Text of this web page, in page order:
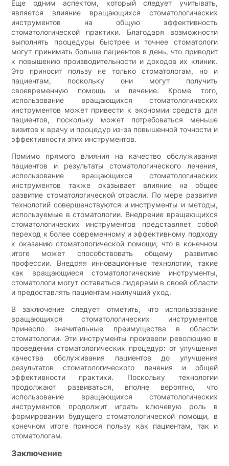
Еще одним аспектом, который следует учитывать,
является влияние вращающихся стоматологических
инструментов на общую эффективность
стоматологической практики. Благодаря возможности
выполнять процедуры быстрее и точнее стоматологи
могут принимать больше пациентов в день, что приводит
к повышению производительности и доходов их клиник.
Это приносит пользу не только стоматологам, но и
пациентам, поскольку они могут получить
своевременную помощь и лечение. Кроме того,
использование вращающихся стоматологических
инструментов может привести к экономии средств для
пациентов, поскольку может потребоваться меньше
визитов к врачу и процедур из-за повышенной точности и
эффективности этих инструментов.
Помимо прямого влияния на качество обслуживания
пациентов и результаты стоматологического лечения,
использование вращающихся стоматологических
инструментов также оказывает влияние на общее
развитие стоматологической отрасли. По мере развития
технологий совершенствуются и инструменты и методы,
используемые в стоматологии. Внедрение вращающихся
стоматологических инструментов представляет собой
переход к более современному и эффективному подходу
к оказанию стоматологической помощи, что в конечном
итоге может способствовать общему развитию
профессии. Внедряя инновационные технологии, такие
как вращающиеся стоматологические инструменты,
стоматологи могут оставаться лидерами в своей области
и предоставлять пациентам наилучший уход.
В заключение следует отметить, что использование
вращающихся стоматологических инструментов
принесло значительные преимущества в области
стоматологии. Эти инструменты произвели революцию в
проведении стоматологических процедур: от улучшения
качества обслуживания пациентов до улучшения
результатов стоматологического лечения и общей
эффективности практики. Поскольку технологии
продолжают развиваться, вполне вероятно, что
использование вращающихся стоматологических
инструментов продолжит играть ключевую роль в
формировании будущего стоматологической помощи, в
конечном итоге принося пользу как пациентам, так и
стоматологам.
Заключение